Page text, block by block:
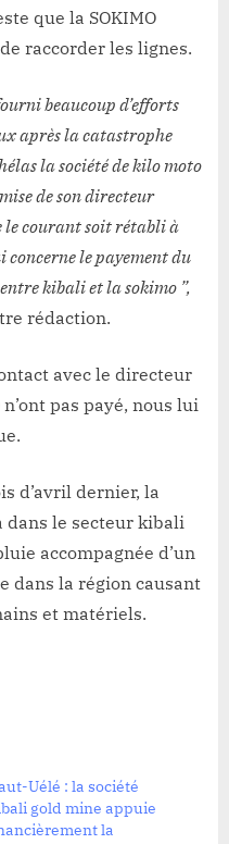
que la SOKIMO
raccorder les lignes.
beaucoup d’efforts
après la catastrophe
la société de kilo moto
de son directeur
le courant soit rétabli à
concerne le payement du
kibali et la sokimo ”,
rédaction.
avec le directeur
pas payé, nous lui
d’avril dernier, la
le secteur kibali
accompagnée d’un
dans la région causant
et matériels.
Uélé : la société
gold mine appuie
la